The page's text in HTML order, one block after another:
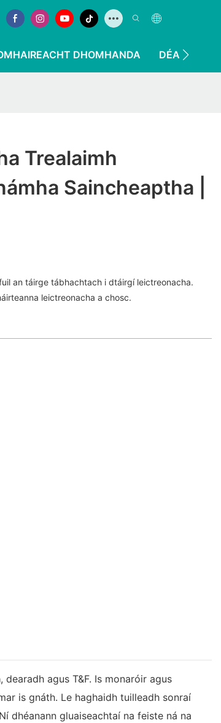
DHOMHANDA DÉAN
Trealaimh
Saincheaptha |
an táirge tábhachtach i dtáirgí leictreonacha.
leictreonacha a chosc.
agus T&F. Is monaróir agus
is gnáth. Le haghaidh tuilleadh sonraí
dhéanann gluaiseachtaí na feiste ná na